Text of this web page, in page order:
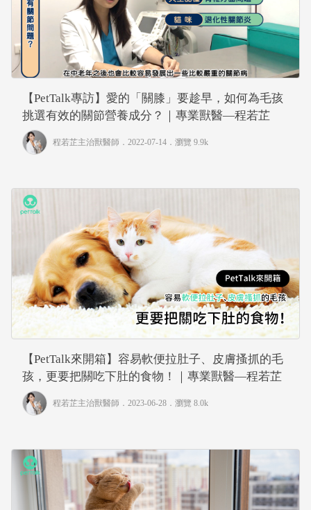
【PetTalk專訪】愛的「關膝」要趁早，如何為毛孩
挑選有效的關節營養成分？｜專業獸醫—程若芷
程若芷主治獸醫師 ．2022-07-14． 瀏覽 9.9k
【PetTalk來開箱】容易軟便拉肚子、皮膚搔抓的毛
孩，更要把關吃下肚的食物！｜專業獸醫—程若芷
程若芷主治獸醫師 ．2023-06-28． 瀏覽 8.0k